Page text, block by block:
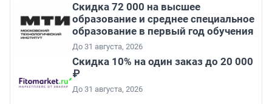
Скидка 72 000 на высшее
образование и среднее специальное
образование в первый год обучения
До 31 августа, 2026
Скидка 10% на один заказ до 20 000
₽
До 31 августа, 2026